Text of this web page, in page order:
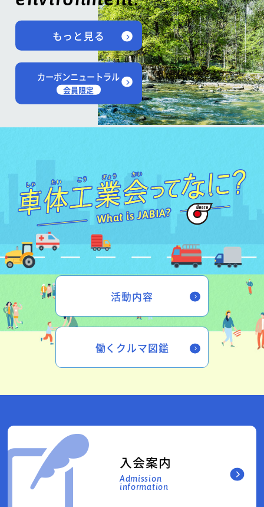
もっと見る
カーボンニュートラル
会員限定
活動内容
働くクルマ図鑑
入会案内
Admission
information